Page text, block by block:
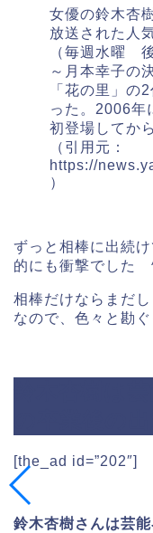
女優の鈴木杏
放送された人
（毎週水曜
～月本幸子の
「花の里」の
った。2006年
初登場してか
（引用元：
https://
）
ずっと相棒に出続
的にも衝撃でした
相棒だけならまだ
なので、色々と勘
[the_ad id=”202″]
鈴木杏樹さんは芸